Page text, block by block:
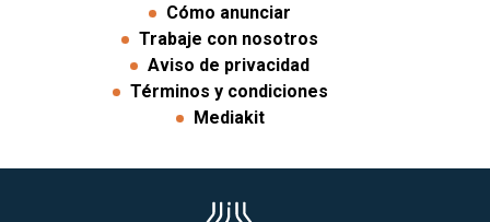
Cómo anunciar
Trabaje con nosotros
Aviso de privacidad
Términos y condiciones
Mediakit